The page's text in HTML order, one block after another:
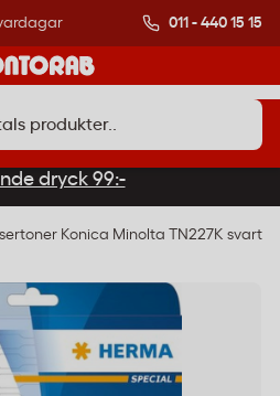
Över 500 000
011 - 440 15 15
dryck 99:-
Konica Minolta TN227K svart